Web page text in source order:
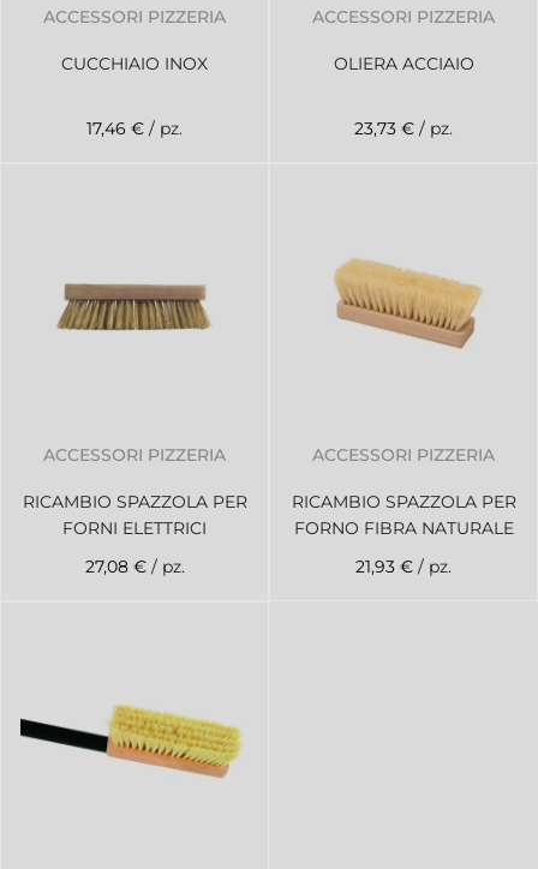
ACCESSORI PIZZERIA
CUCCHIAIO INOX
17,46 € / pz.
ACCESSORI PIZZERIA
OLIERA ACCIAIO
23,73 € / pz.
ACCESSORI PIZZERIA
RICAMBIO SPAZZOLA PER
FORNI ELETTRICI
27,08 € / pz.
ACCESSORI PIZZERIA
RICAMBIO SPAZZOLA PER
FORNO FIBRA NATURALE
21,93 € / pz.